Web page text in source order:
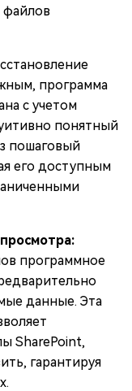
файлов
программа
с учетом
понятный
пошаговый
его доступным
программное
данные. Эта
SharePoint,
гарантируя